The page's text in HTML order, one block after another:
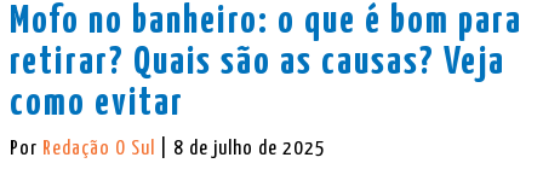
Mofo no banheiro: o que é bom para
retirar? Quais são as causas? Veja
como evitar
Por Redação O Sul | 8 de julho de 2025